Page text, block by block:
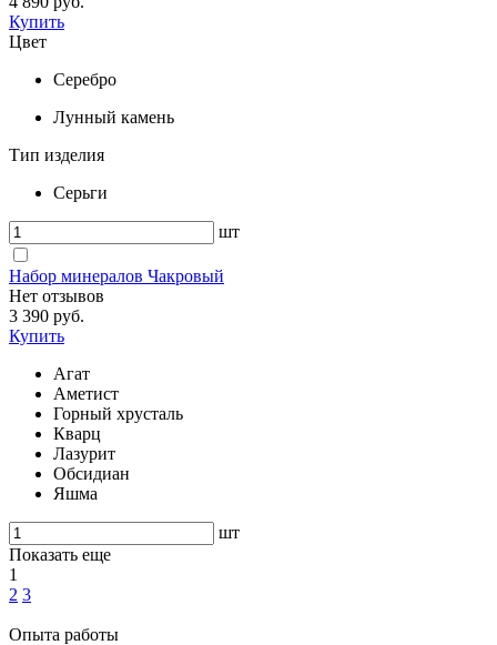
Купить
Цвет
Серебро
Лунный камень
Тип изделия
Серьги
шт
Набор минералов Чакровый
Нет отзывов
3 390 руб.
Купить
Агат
Аметист
Горный хрусталь
Кварц
Лазурит
Обсидиан
Яшма
шт
Показать еще
1
2 3
Опыта работы